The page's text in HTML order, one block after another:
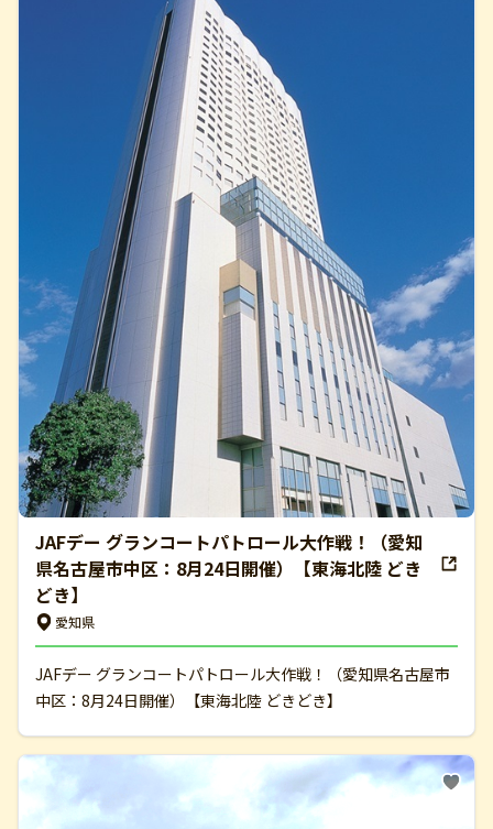
JAFデー グランコートパトロール大作戦！（愛知
県名古屋市中区：8月24日開催）【東海北陸 どき
どき】
愛知県
JAFデー グランコートパトロール大作戦！（愛知県名古屋市
中区：8月24日開催）【東海北陸 どきどき】